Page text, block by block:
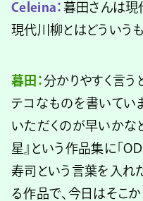
Celeina： 暮田さんは現
現代川柳とはどういう
暮田：分かりやすく言う
テコなものを書いてい
いただくのが早いかな
星』という作品集に「
寿司という言葉を入れ
る作品で、今日はそこ